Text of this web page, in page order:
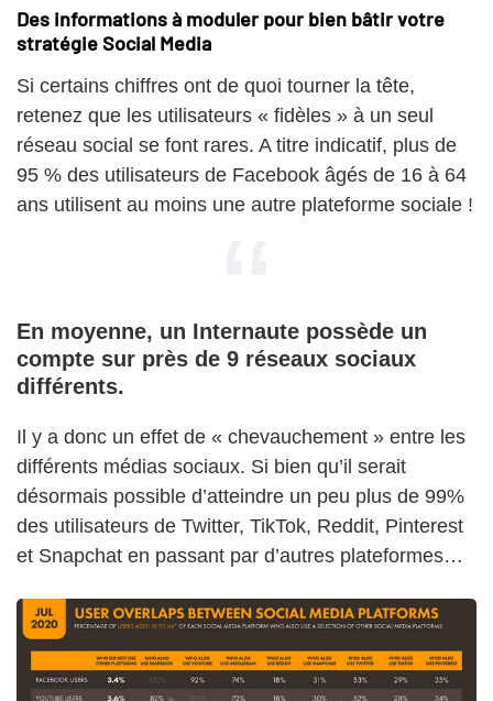
Des informations à moduler pour bien bâtir votre
stratégie Social Media
Si certains chiffres ont de quoi tourner la tête,
retenez que les utilisateurs « fidèles » à un seul
réseau social se font rares. A titre indicatif, plus de
95 % des utilisateurs de Facebook âgés de 16 à 64
ans utilisent au moins une autre plateforme sociale !
En moyenne, un Internaute possède un
compte sur près de 9 réseaux sociaux
différents.
Il y a donc un effet de « chevauchement » entre les
différents médias sociaux. Si bien qu’il serait
désormais possible d’atteindre un peu plus de 99%
des utilisateurs de Twitter, TikTok, Reddit, Pinterest
et Snapchat en passant par d’autres plateformes…